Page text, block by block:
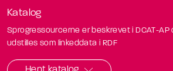
Katalog
Sprogressourcerne er beskrevet i DCAT-AP
udstilles som linkeddata i RDF